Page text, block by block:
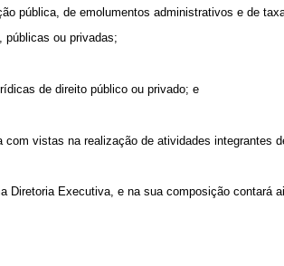
pública, de emolumentos administrativos e de
públicas ou privadas;
de direito público ou privado; e
vistas na realização de atividades integrantes
Executiva, e na sua composição contará